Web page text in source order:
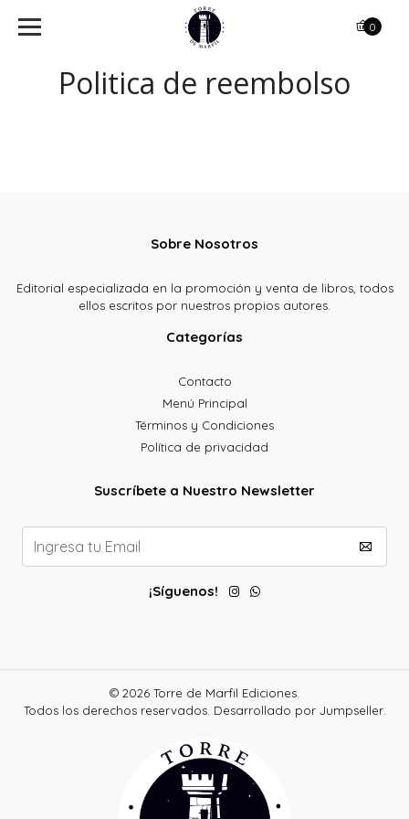
0
Politica de reembolso
Sobre Nosotros
Editorial especializada en la promoción y venta de libros, todos
ellos escritos por nuestros propios autores.
Categorías
Contacto
Menú Principal
Términos y Condiciones
Política de privacidad
Suscríbete a Nuestro Newsletter
¡Síguenos!
© 2026 Torre de Marfil Ediciones.
Todos los derechos reservados. Desarrollado por Jumpseller.